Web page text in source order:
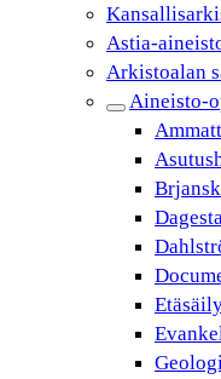
Astia-
Arkistoalan
Aineisto-